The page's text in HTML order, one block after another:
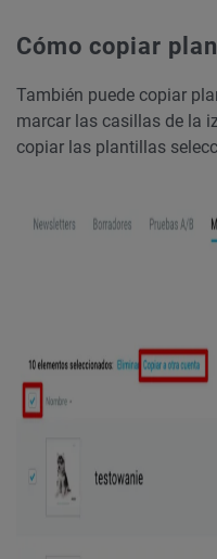
Cómo copiar
También puede copiar
marcar las casillas de la
copiar las plantillas